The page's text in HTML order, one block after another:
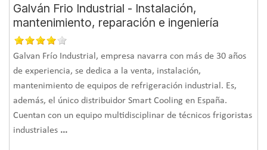
Galván Frio Industrial - Instalación,
mantenimiento, reparación e ingeniería
Galvan Frío Industrial, empresa navarra con más de 30 años
de experiencia, se dedica a la venta, instalación,
mantenimiento de equipos de refrigeración industrial. Es,
además, el único distribuidor Smart Cooling en España.
Cuentan con un equipo multidisciplinar de técnicos frigoristas
industriales ...